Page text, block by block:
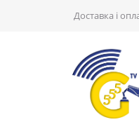
Доставка і